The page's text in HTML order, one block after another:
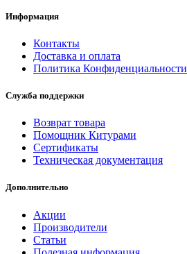
Информация
Контакты
Доставка и оплата
Политика Конфиденциальности
Служба поддержки
Возврат товара
Помощник Китурами
Сертификаты
Техническая документация
Дополнительно
Акции
Производители
Статьи